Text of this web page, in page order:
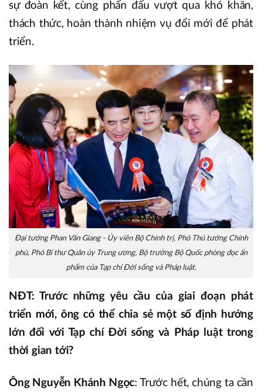
sự đoàn kết, cùng phấn đấu vượt qua khó khăn,
thách thức, hoàn thành nhiệm vụ đổi mới để phát
triển.
Đại tướng Phan Văn Giang - Ủy viên Bộ Chính trị, Phó Thủ tướng Chính
phủ, Phó Bí thư Quân ủy Trung ương, Bộ trưởng Bộ Quốc phòng đọc ấn
phẩm của Tạp chí Đời sống và Pháp luật.
NĐT: Trước những yêu cầu của giai đoạn phát
triển mới, ông có thể chia sẻ một số định hướng
lớn đối với Tạp chí Đời sống và Pháp luật trong
thời gian tới?
Ông Nguyễn Khánh Ngọc: Trước hết, chúng ta cần